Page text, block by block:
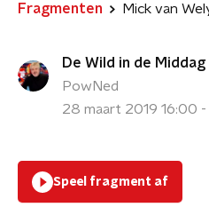
Fragmenten Mick van
De Wild in de Middag
PowNed
28 maart 2019 16:00 -
Speel fragment af